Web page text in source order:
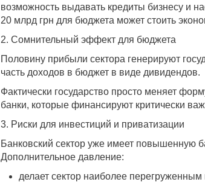
возможность выдавать кредиты бизнесу и
20 млрд грн для бюджета может стоить
2. Сомнительный эффект для бюджета
Половину прибыли сектора генерируют
часть доходов в бюджет в виде дивидендов.
Фактически государство просто меняет
банки, которые финансируют критически
3. Риски для инвестиций и приватизации
Банковский сектор уже имеет повышенную
Дополнительное давление:
делает сектор наиболее